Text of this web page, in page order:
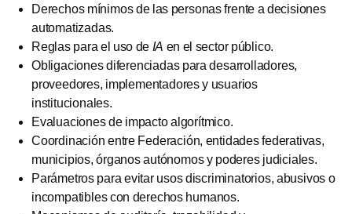
Derechos mínimos de las personas frente a decisiones
automatizadas.
Reglas para el uso de IA en el sector público.
Obligaciones diferenciadas para desarrolladores,
proveedores, implementadores y usuarios
institucionales.
Evaluaciones de impacto algorítmico.
Coordinación entre Federación, entidades federativas,
municipios, órganos autónomos y poderes judiciales.
Parámetros para evitar usos discriminatorios, abusivos o
incompatibles con derechos humanos.